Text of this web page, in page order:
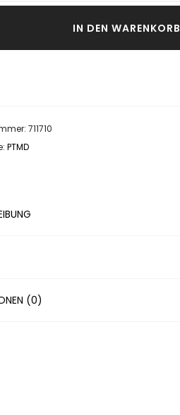
IN DEN WARENKORB
711710
PTMD
(0)